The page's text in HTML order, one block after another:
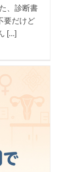
、診断書
要だけど
[...]